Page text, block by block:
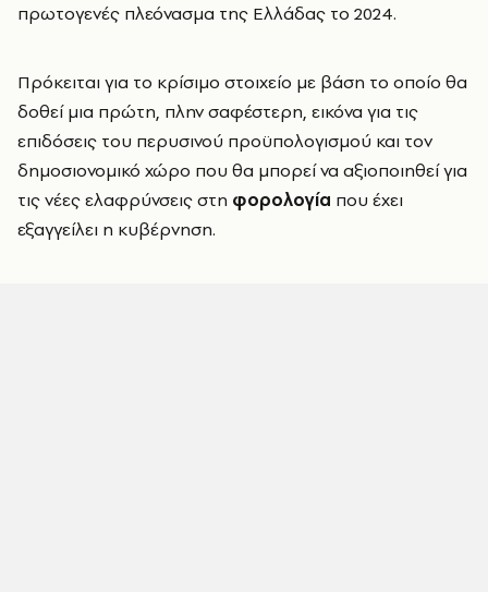
πρωτογενές πλεόνασμα της Ελλάδας το 2024.
Πρόκειται για το κρίσιμο στοιχείο με βάση το οποίο θα
δοθεί μια πρώτη, πλην σαφέστερη, εικόνα για τις
επιδόσεις του περυσινού προϋπολογισμού και τον
δημοσιονομικό χώρο που θα μπορεί να αξιοποιηθεί για
τις νέες ελαφρύνσεις στη φορολογία που έχει
εξαγγείλει η κυβέρνηση.